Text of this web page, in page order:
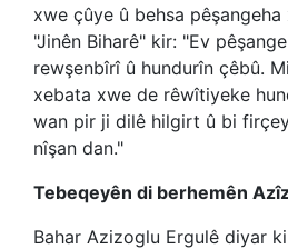
xwe çûye û behsa
"Jinên Biharê" kir: "Ev
rewşenbîrî û hundurîn çêbû.
xebata xwe de rêwîtiyeke
wan pir ji dilê hilgirt û bi
nîşan dan."
Tebeqeyên di berhemên
Bahar Azizoglu Ergulê diyar